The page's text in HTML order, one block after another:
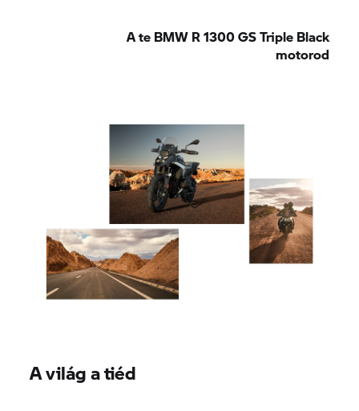
A te BMW R 1300 GS Triple Black
motorod
A világ a tiéd